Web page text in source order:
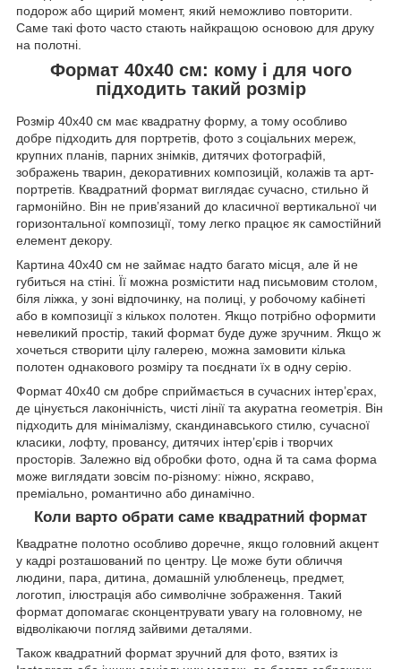
подорож або щирий момент, який неможливо повторити.
Саме такі фото часто стають найкращою основою для друку
на полотні.
Формат 40х40 см: кому і для чого
підходить такий розмір
Розмір 40х40 см має квадратну форму, а тому особливо
добре підходить для портретів, фото з соціальних мереж,
крупних планів, парних знімків, дитячих фотографій,
зображень тварин, декоративних композицій, колажів та арт-
портретів. Квадратний формат виглядає сучасно, стильно й
гармонійно. Він не прив’язаний до класичної вертикальної чи
горизонтальної композиції, тому легко працює як самостійний
елемент декору.
Картина 40х40 см не займає надто багато місця, але й не
губиться на стіні. Її можна розмістити над письмовим столом,
біля ліжка, у зоні відпочинку, на полиці, у робочому кабінеті
або в композиції з кількох полотен. Якщо потрібно оформити
невеликий простір, такий формат буде дуже зручним. Якщо ж
хочеться створити цілу галерею, можна замовити кілька
полотен однакового розміру та поєднати їх в одну серію.
Формат 40х40 см добре сприймається в сучасних інтер’єрах,
де цінується лаконічність, чисті лінії та акуратна геометрія. Він
підходить для мінімалізму, скандинавського стилю, сучасної
класики, лофту, провансу, дитячих інтер’єрів і творчих
просторів. Залежно від обробки фото, одна й та сама форма
може виглядати зовсім по-різному: ніжно, яскраво,
преміально, романтично або динамічно.
Коли варто обрати саме квадратний формат
Квадратне полотно особливо доречне, якщо головний акцент
у кадрі розташований по центру. Це може бути обличчя
людини, пара, дитина, домашній улюбленець, предмет,
логотип, ілюстрація або символічне зображення. Такий
формат допомагає сконцентрувати увагу на головному, не
відволікаючи погляд зайвими деталями.
Також квадратний формат зручний для фото, взятих із